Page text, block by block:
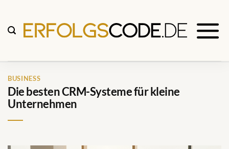
Inhalt
springen
BUSINESS
Die besten CRM-Systeme für kleine
Unternehmen